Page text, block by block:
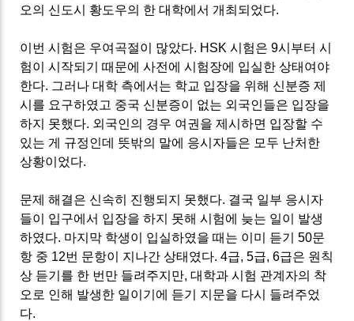
오의 신도시 황도우의 한 대학에서 개최되었다.
이번 시험은 우여곡절이 많았다. HSK시험은 9시부터 시
험이 시작되기 때문에 사전에 시험장에 입실한 상태여야
한다. 그러나 대학 측에서는 학교 입장을 위해 신분증 제
시를 요구하였고 중국 신분증이 없는 외국인들은 입장을
하지 못했다. 외국인의 경우 여권을 제시하면 입장할 수
있는 게 규정인데 뜻밖의 말에 응시자들은 모두 난처한
상황이었다.
문제 해결은 신속히 진행되지 못했다. 결국 일부 응시자
들이 입구에서 입장을 하지 못해 시험에 늦는 일이 발생
하였다. 마지막 학생이 입실하였을 때는 이미 듣기 50문
항 중 12번 문항이 지나간 상태였다. 4급, 5급, 6급은 원칙
상 듣기를 한 번만 들려주지만,대학과 시험 관계자의 착
오로 인해 발생한 일이기에 듣기 지문을 다시 들려주었
다.